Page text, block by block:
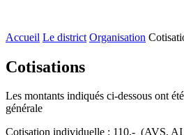
Accueil Le district Organisation
Cotisations
Les montants indiqués ci-dessous ont
générale
Cotisation individuelle : 110.- (AVS,